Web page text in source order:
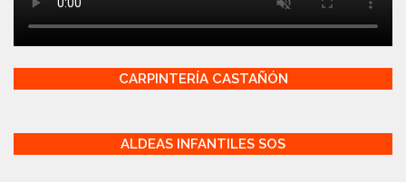
CARPINTERÍA CASTAÑÓN
ALDEAS INFANTILES SOS